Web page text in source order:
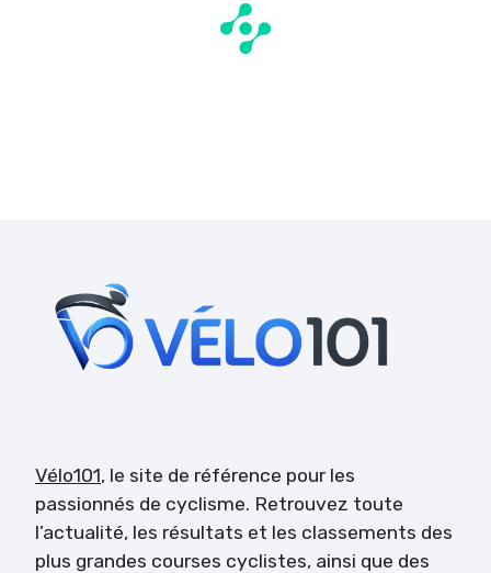
Vélo101, le site de référence pour les
passionnés de cyclisme. Retrouvez toute
l’actualité, les résultats et les classements des
plus grandes courses cyclistes, ainsi que des